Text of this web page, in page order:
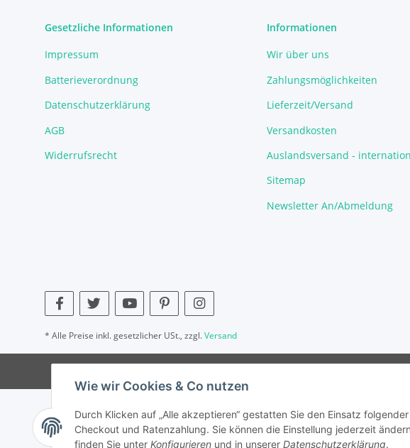
Wie wir Cookies & Co nutzen
Durch Klicken auf „Alle akzeptieren“ gestatten Sie den Einsatz
Checkout und Ratenzahlung. Sie können die Einstellung jederzeit
finden Sie unter Konfigurieren und in unserer Datenschutzerklärung.
Gesetzliche Informationen
Impressum
Batterieverordnung
Datenschutzerklärung
AGB
Widerrufsrecht
Informationen
Wir über uns
Zahlungsmöglichkeiten
Lieferzeit/Versand
Versandkosten
Auslandsversand -
Sitemap
Newsletter An/Abmeldung
* Alle Preise inkl. gesetzlicher USt., zzgl.Versand